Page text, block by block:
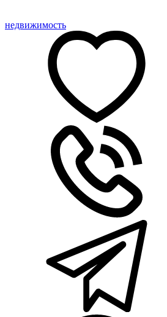
недвижимость